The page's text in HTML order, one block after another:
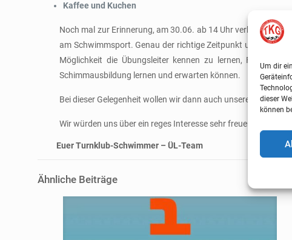
Um dir
dieser
können
Kaffee und Kuchen
Noch mal zur Erinnerung, am 30.06. ab 14 Uhr verkaufen wir in
am Schwimmsport. Genau der richtige Zeitpunkt unseren
Möglichkeit die Übungsleiter kennen zu lernen, Fragen
Schimmausbildung lernen und erwarten können.
Bei dieser Gelegenheit wollen wir dann auch unsere
Wir würden uns über ein reges Interesse sehr freuen.
Euer Turnklub-Schwimmer – ÜL-Team
Ähnliche Beiträge